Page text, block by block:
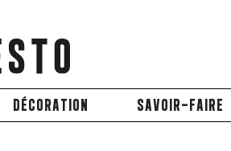
DÉCORATION SAVOIR-FAIRE